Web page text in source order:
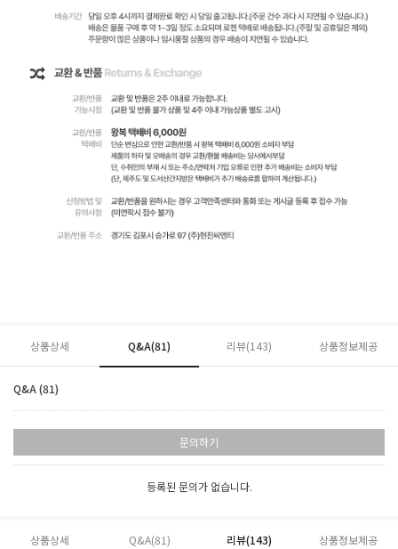
상품상세 Q&A(81) 리뷰(143) 상품정보제공
Q&A (81)
문의하기
등록된 문의가 없습니다.
상품상세 Q&A(81) 리뷰(143) 상품정보제공